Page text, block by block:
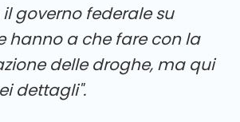
governo federale su
hanno a che fare con la
delle droghe, ma qui
dettagli".